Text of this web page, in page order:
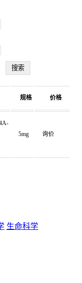
规格 价格
5mg 询价
生命科学